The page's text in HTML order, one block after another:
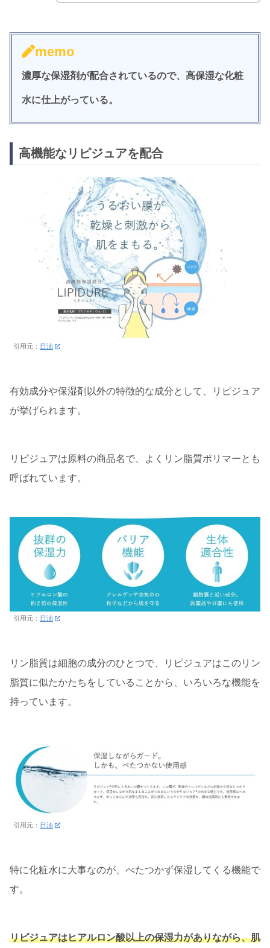
memo
濃厚な保湿剤が配合されているので、高保湿な化粧
水に仕上がっている。
高機能なリピジュアを配合
引用元： 日油
有効成分や保湿剤以外の特徴的な成分として、リピジュア
が挙げられます。
リピジュアは原料の商品名で、よくリン脂質ポリマーとも
呼ばれています。
引用元： 日油
リン脂質は細胞の成分のひとつで、リピジュアはこのリン
脂質に似たかたちをしていることから、いろいろな機能を
持っています。
引用元： 日油
特に化粧水に大事なのが、べたつかず保湿してくる機能で
す。
リピジュアはヒアルロン酸以上の保湿力がありながら、肌